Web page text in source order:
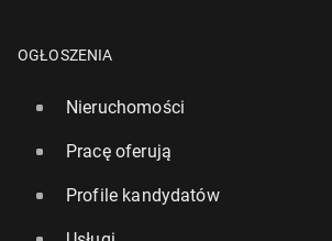
OGŁOSZENIA
Nieruchomości
Pracę oferują
Profile kandydatów